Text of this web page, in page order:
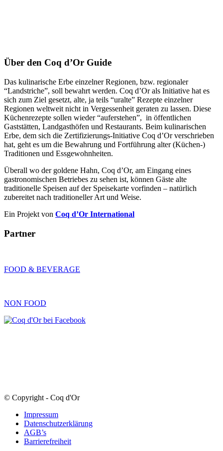
Über den Coq d’Or Guide
Das kulinarische Erbe einzelner Regionen, bzw. regionaler
“Landstriche”, soll bewahrt werden. Coq d’Or als Initiative hat es
sich zum Ziel gesetzt, alte, ja teils “uralte” Rezepte einzelner
Regionen weltweit nicht in Vergessenheit geraten zu lassen. Diese
Küchenrezepte sollen wieder “auferstehen”, in öffentlichen
Gaststätten, Landgasthöfen und Restaurants. Beim kulinarischen
Erbe, dem sich die Zertifizierungs-Initiative Coq d’Or verschrieben
hat, geht es um die Bewahrung und Fortführung alter (Küchen-)
Traditionen und Essgewohnheiten.
Überall wo der goldene Hahn, Coq d’Or, am Eingang eines
gastronomischen Betriebes zu sehen ist, können Gäste alte
traditionelle Speisen auf der Speisekarte vorfinden – natürlich
zubereitet nach traditioneller Art und Weise.
Ein Projekt von Coq d’Or International
Partner
FOOD & BEVERAGE
NON FOOD
© Copyright - Coq d'Or
Impressum
Datenschutzerklärung
AGB’s
Barrierefreiheit